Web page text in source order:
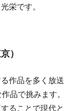
栄です。
）
作品を多く放送
品で挑みます。
ることで現代と